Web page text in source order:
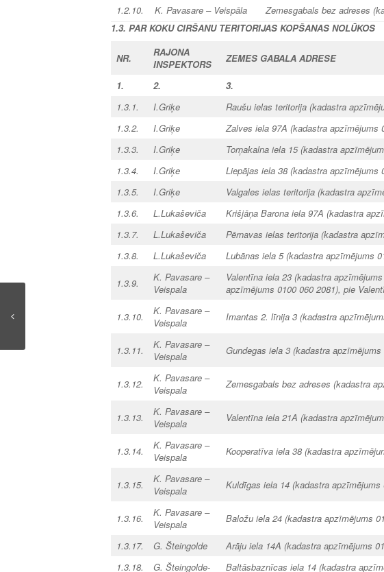
1.2.10.
K. Pavasare – Veispāla
Zemesgabals bez adreses
1.3. PAR KOKU CIRŠANU TERITORIJAS KOPŠANAS NOLŪKOS
NR.
RAJONA
INSPEKTORS
ZEMES GABALA ADRESE
1. 2.
3.
1.3.1.
I.Griķe
Raušu ielas teritorija (kadastra
1.3.2.
I.Griķe
Zalves iela 97A (kadastra apzīmējums
1.3.3.
I.Griķe
Torņakalna iela 15 (kadastra
1.3.4.
I.Griķe
Liepājas iela 38 (kadastra apzīmējums
1.3.5.
I.Griķe
Valgales ielas teritorija (kadastra
1.3.6.
L.Lukaševiča
Krišjāņa Barona iela 97A (kadastra
1.3.7.
L.Lukaševiča
Pērnavas ielas teritorija (kadastra
1.3.8.
L.Lukaševiča Lubānas iela 5 (kadastra apzīmējums
1.3.9.
K. Pavasare –
Veispala
Valentīna iela 23 (kadastra
apzīmējums 0100 060 2081), pie
1.3.10.
K. Pavasare –
Veispala
Imantas 2. līnija 3 (kadastra
1.3.11.
K. Pavasare –
Veispala
Gundegas iela 3 (kadastra apzīmējums
1.3.12.
K. Pavasare –
Veispala
Zemesgabals bez adreses (kadastra
1.3.13.
K. Pavasare –
Veispala
Valentīna iela 21A (kadastra
1.3.14.
K. Pavasare –
Veispala
Kooperatīva iela 38 (kadastra
1.3.15.
K. Pavasare –
Veispala
Kuldīgas iela 14 (kadastra apzīmējums
1.3.16.
K. Pavasare –
Veispala
Baložu iela 24 (kadastra apzīmējums
1.3.17. G. Šteingolde Arāju iela 14A (kadastra apzīmējums
1.3.18.
G. Šteingolde- Baltāsbaznīcas iela 14 (kadastra